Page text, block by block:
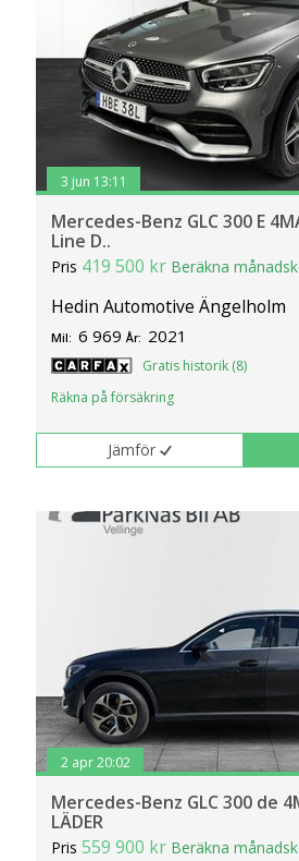
3 jun 13:11
Mercedes-Benz GLC 300 E
Line D..
Pris 419 500 kr Beräkna
Hedin Automotive Ängelholm
Mil: 6 969 År: 2021
Gratis historik (8)
Räkna på försäkring
Jämför
2 apr 20:02
Mercedes-Benz GLC 300 de
LÄDER
Pris559 900 kr Beräkna